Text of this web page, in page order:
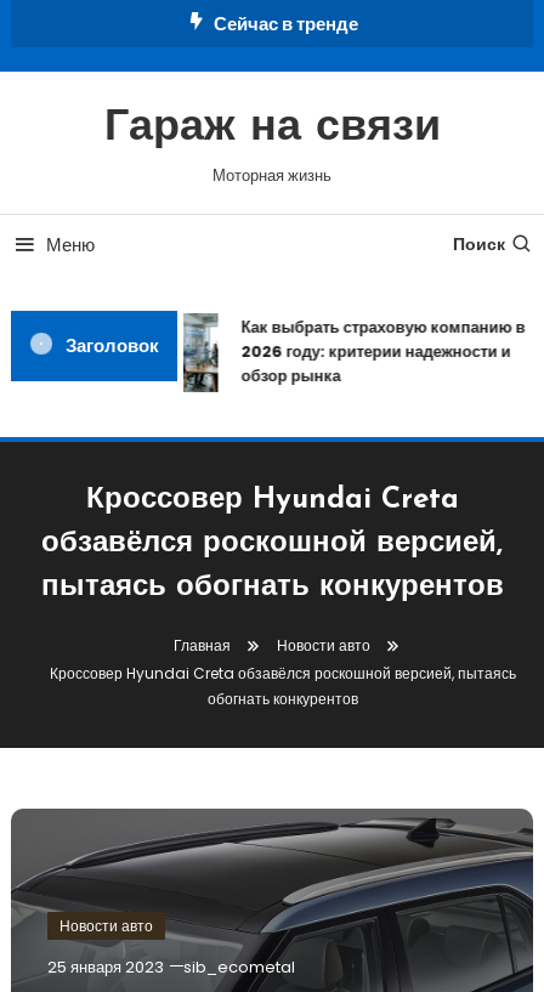
Сейчас в тренде
Гараж на связи
Моторная жизнь
Меню Поиск
Заголовок
Как выбрать страховую компанию в
2026 году: критерии надежности и
обзор рынка
Кроссовер Hyundai Creta
обзавёлся роскошной версией,
пытаясь обогнать конкурентов
Главная
Новости авто
Кроссовер Hyundai Creta обзавёлся роскошной версией, пытаясь
обогнать конкурентов
Новости авто
25 января 2023 sib_ecometal